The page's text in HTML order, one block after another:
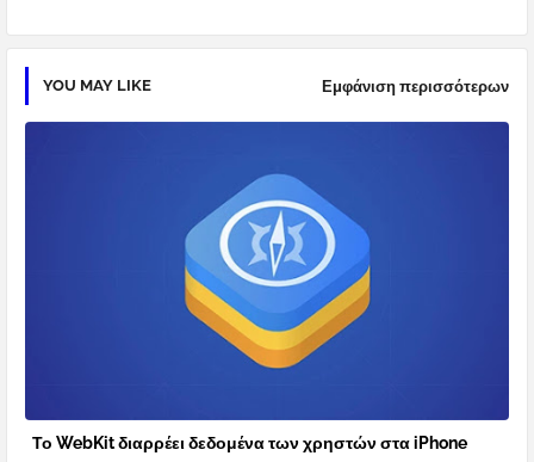
YOU MAY LIKE Εμφάνιση περισσότερων
Το WebKit διαρρέει δεδομένα των χρηστών στα iPhone